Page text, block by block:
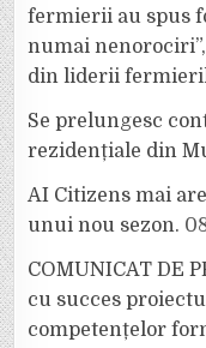
fermierii au spus
numai
din liderii
Se prelungesc
rezidențiale din
AI Citizens mai
unui nou sezon.
COMUNICAT DE
cu succes
competențelor